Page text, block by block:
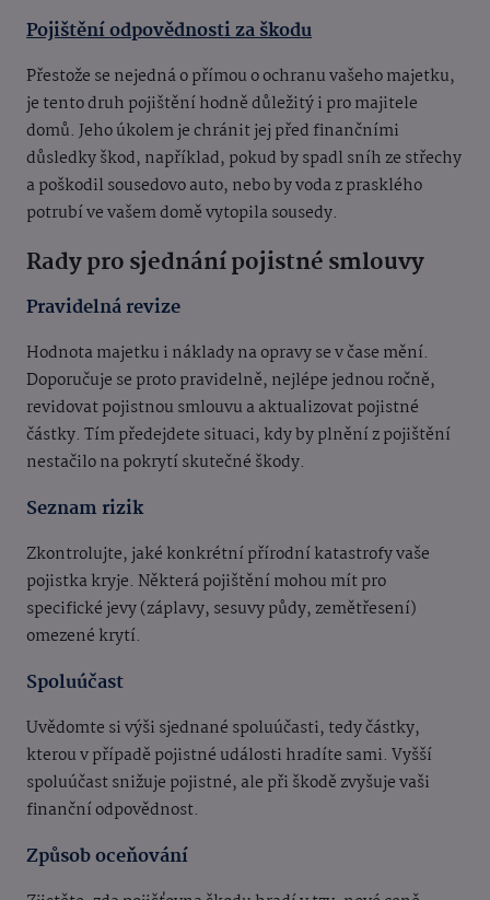
Pojištění odpovědnosti za škodu
Přestože se nejedná o přímou o ochranu vašeho majetku,
je tento druh pojištění hodně důležitý i pro majitele
domů. Jeho úkolem je chránit jej před finančními
důsledky škod, například, pokud by spadl sníh ze střechy
a poškodil sousedovo auto, nebo by voda z prasklého
potrubí ve vašem domě vytopila sousedy.
Rady pro sjednání pojistné smlouvy
Pravidelná revize
Hodnota majetku i náklady na opravy se v čase mění.
Doporučuje se proto pravidelně, nejlépe jednou ročně,
revidovat pojistnou smlouvu a aktualizovat pojistné
částky. Tím předejdete situaci, kdy by plnění z pojištění
nestačilo na pokrytí skutečné škody.
Seznam rizik
Zkontrolujte, jaké konkrétní přírodní katastrofy vaše
pojistka kryje. Některá pojištění mohou mít pro
specifické jevy (záplavy, sesuvy půdy, zemětřesení)
omezené krytí.
Spoluúčast
Uvědomte si výši sjednané spoluúčasti, tedy částky,
kterou v případě pojistné události hradíte sami. Vyšší
spoluúčast snižuje pojistné, ale při škodě zvyšuje vaši
finanční odpovědnost.
Způsob oceňování